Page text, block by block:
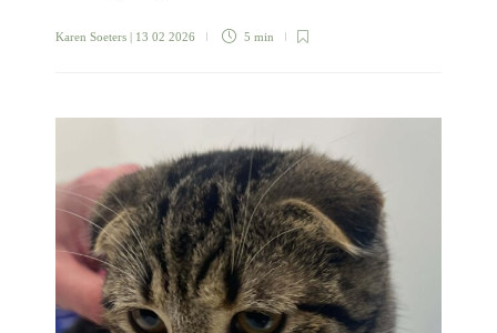
Karen Soeters | 13 02 2026 5 min